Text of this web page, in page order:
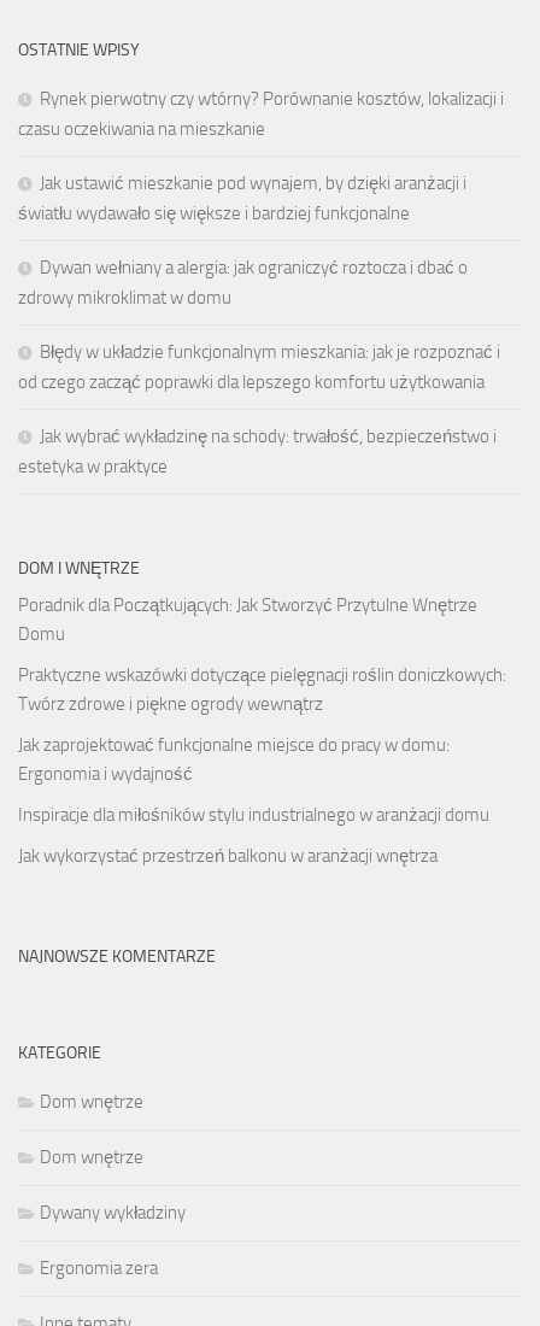
OSTATNIE WPISY
Rynek pierwotny czy wtórny? Porównanie kosztów, lokalizacji i
czasu oczekiwania na mieszkanie
Jak ustawić mieszkanie pod wynajem, by dzięki aranżacji i
światłu wydawało się większe i bardziej funkcjonalne
Dywan wełniany a alergia: jak ograniczyć roztocza i dbać o
zdrowy mikroklimat w domu
Błędy w układzie funkcjonalnym mieszkania: jak je rozpoznać i
od czego zacząć poprawki dla lepszego komfortu użytkowania
Jak wybrać wykładzinę na schody: trwałość, bezpieczeństwo i
estetyka w praktyce
DOM I WNĘTRZE
Poradnik dla Początkujących: Jak Stworzyć Przytulne Wnętrze
Domu
Praktyczne wskazówki dotyczące pielęgnacji roślin doniczkowych:
Twórz zdrowe i piękne ogrody wewnątrz
Jak zaprojektować funkcjonalne miejsce do pracy w domu:
Ergonomia i wydajność
Inspiracje dla miłośników stylu industrialnego w aranżacji domu
Jak wykorzystać przestrzeń balkonu w aranżacji wnętrza
NAJNOWSZE KOMENTARZE
KATEGORIE
Dom wnętrze
Dom wnętrze
Dywany wykładziny
Ergonomia zera